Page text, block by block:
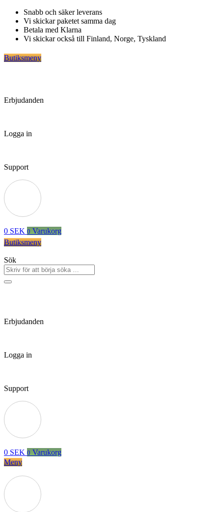
Hoppa
innehåll
Snabb och säker leverans
Vi skickar paketet samma dag
Betala med Klarna
Vi skickar också till Finland, Norge, Tyskland
Butiksmeny
Erbjudanden
Logga in
Support
0 SEK 0 Varukorg
Butiksmeny
Sök
Erbjudanden
Logga in
Support
0 SEK 0 Varukorg
Meny